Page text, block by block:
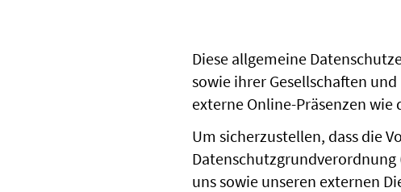
Diese allgemeine
sowie ihrer Gesellschaften
externe Online-Präsenzen
Um sicherzustellen, dass die
Datenschutzgrundverordnung
uns sowie unseren externen